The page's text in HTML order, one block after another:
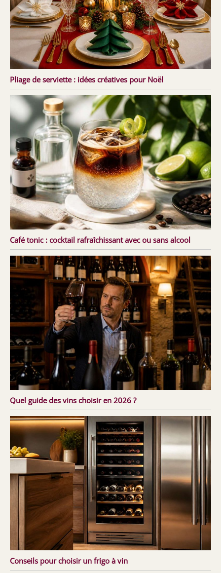
Pliage de serviette : idées créatives pour Noël
Café tonic : cocktail rafraîchissant avec ou sans alcool
Quel guide des vins choisir en 2026 ?
Conseils pour choisir un frigo à vin